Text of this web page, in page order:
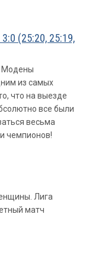
(25:20, 25:19,
Модены
из самых
что на выезде
все были
весьма
чемпионов!
Лига
матч